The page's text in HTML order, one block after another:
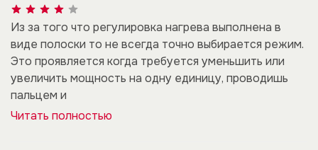
Из за того что регулировка нагрева выполнена в
виде полоски то не всегда точно выбирается режим.
Это проявляется когда требуется уменьшить или
увеличить мощность на одну единицу, проводишь
пальцем и
Читать полностью